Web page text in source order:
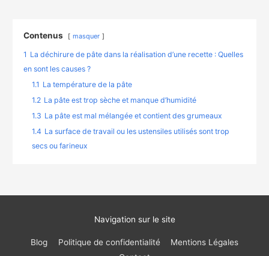
Contenus masquer
1 La déchirure de pâte dans la réalisation d’une recette : Quelles
en sont les causes ?
1.1 La température de la pâte
1.2 La pâte est trop sèche et manque d’humidité
1.3 La pâte est mal mélangée et contient des grumeaux
1.4 La surface de travail ou les ustensiles utilisés sont trop
secs ou farineux
Navigation sur le site
Blog Politique de confidentialité
Mentions Légales